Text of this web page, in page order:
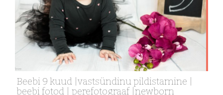
Beebi 9 kuud |vastsündinu pildistamine |
beebi fotod | perefotograaf |newborn